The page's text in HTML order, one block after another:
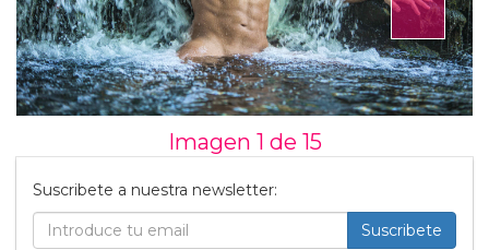
Imagen 1 de 15
Suscribete a nuestra newsletter:
Suscribete